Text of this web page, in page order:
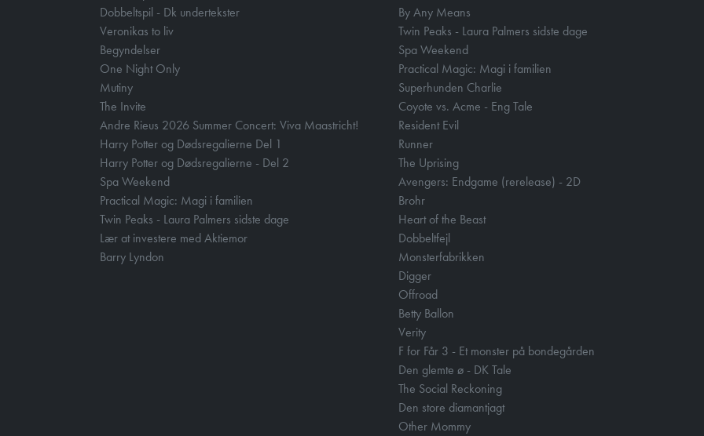
Dobbeltspil - Dk undertekster
Veronikas to liv
Begyndelser
One Night Only
Mutiny
The Invite
Andre Rieus 2026 Summer Concert: Viva Maastricht!
Harry Potter og Dødsregalierne Del 1
Harry Potter og Dødsregalierne - Del 2
Spa Weekend
Practical Magic: Magi i familien
Twin Peaks - Laura Palmers sidste dage
Lær at investere med Aktiemor
Barry Lyndon
By Any Means
Twin Peaks - Laura Palmers sidste dage
Spa Weekend
Practical Magic: Magi i familien
Superhunden Charlie
Coyote vs. Acme - Eng Tale
Resident Evil
Runner
The Uprising
Avengers: Endgame (rerelease) - 2D
Brohr
Heart of the Beast
Dobbeltfejl
Monsterfabrikken
Digger
Offroad
Betty Ballon
Verity
F for Får 3 - Et monster på bondegården
Den glemte ø - DK Tale
The Social Reckoning
Den store diamantjagt
Other Mommy